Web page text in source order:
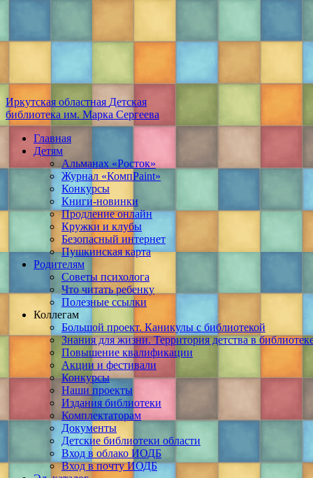
Иркутская областная Детская
библиотека им. Марка Сергеева
Главная
Детям
Альманах «Росток»
Журнал «КомпPaint»
Конкурсы
Книги-новинки
Продление онлайн
Кружки и клубы
Безопасный интернет
Пушкинская карта
Родителям
Советы психолога
Что читать ребенку
Полезные ссылки
Коллегам
Большой проект. Каникулы с библиотекой
Знания для жизни. Территория детства в
Повышение квалификации
Акции и фестивали
Конкурсы
Наши проекты
Издания библиотеки
Комплектаторам
Документы
Детские библиотеки области
Вход в облако ИОДБ
Вход в почту ИОДБ